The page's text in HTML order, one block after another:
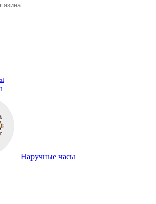
Наручные часы